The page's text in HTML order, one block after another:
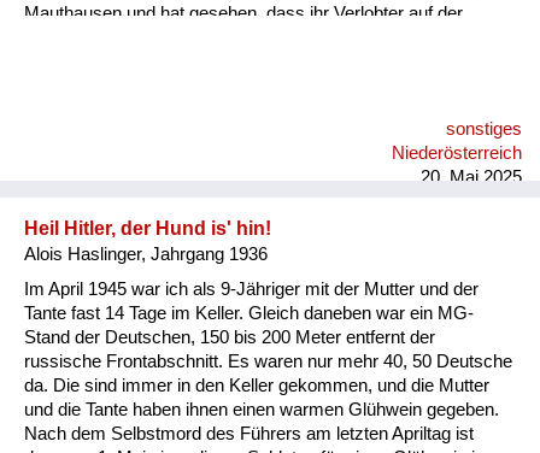
Mauthausen und hat gesehen, dass ihr Verlobter auf der
sonstiges
Niederösterreich
20. Mai 2025
Heil Hitler, der Hund is' hin!
Alois Haslinger, Jahrgang 1936
Im April 1945 war ich als 9-Jähriger mit der Mutter und der
Tante fast 14 Tage im Keller. Gleich daneben war ein MG-
Stand der Deutschen, 150 bis 200 Meter entfernt der
russische Frontabschnitt. Es waren nur mehr 40, 50 Deutsche
da. Die sind immer in den Keller gekommen, und die Mutter
und die Tante haben ihnen einen warmen Glühwein gegeben.
Nach dem Selbstmord des Führers am letzten Apriltag ist